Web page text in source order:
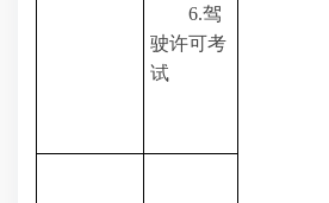
6.驾
驶许可考
试